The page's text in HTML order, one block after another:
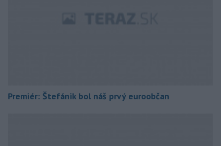
Premiér: Štefánik bol náš prvý euroobčan